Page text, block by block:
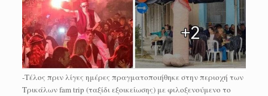
-Τέλος πριν λίγες ημέρες πραγματοποιήθηκε στην περιοχή των
Τρικάλων fam trip (ταξίδι εξοικείωσης) με φιλοξενούμενο το